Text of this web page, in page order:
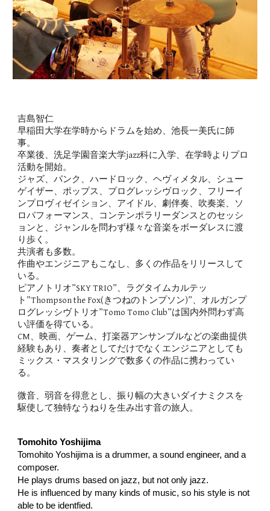
吉島智仁
早稲田大学在学時からドラムを始め、池長一美氏に師
事。
卒業後、洗足学園音楽大学jazz科に入学、在学時よりプロ
活動を開始。
ジャズ、パンク、ハードロック、ヘヴィメタル、シュー
ゲイザー、ポップス、プログレッシヴロック、フリーイ
ンプロヴィゼイション、アイドル、劇伴奏、吹奏楽、ソ
ロパフォーマンス、コンテンポラリーダンスとのセッシ
ョンと、ジャンルを問わず様々な音楽をボーダレスに渡
り歩く。
共演者も多数。
作曲やエンジニアもこなし、多くの作品をリリースして
いる。
ピアノトリオ”SKY TRIO”、ラグタイムカルテッ
ト”Thompson the Fox(きつねのトンプソン)”、オルガンプ
ログレッシヴトリオ”Tomo Tomo Club”は国内外問わず高
い評価を得ている。
CM、映画、ゲーム、打楽器アンサンブルなどの楽曲提供
経験もあり、奏者としてだけでなくエンジニアとしても
ミックス・マスタリングで数多くの作品に携わってい
る。
微音、弱音を得意とし、振り幅の大きいダイナミクスを
駆使して独特なうねりを生み出す音の旅人。​
Tomohito Yoshijima
Tomohito Yoshijima is a drummer, a sound engineer, and a
composer.
He plays drums based on jazz, but not only jazz.
He is influenced by many kinds of music, so his style is not
able to be identfied.